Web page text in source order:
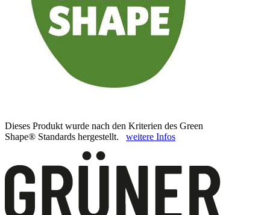
Dieses Produkt wurde nach den Kriterien des Green
Shape® Standards hergestellt. weitere Infos